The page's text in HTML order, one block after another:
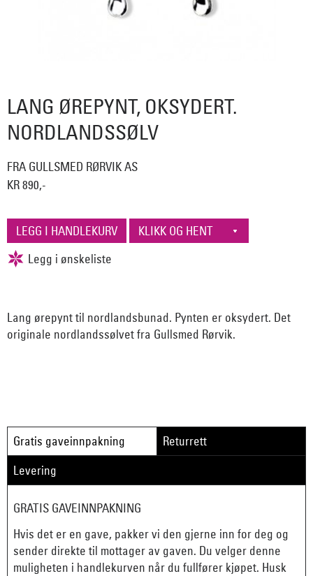
LANG ØREPYNT, OKSYDERT.
NORDLANDSSØLV
FRA GULLSMED RØRVIK AS
KR 890,-
Lang ørepynt til nordlandsbunad. Pynten er oksydert. Det
originale nordlandssølvet fra Gullsmed Rørvik.
Gratis gaveinnpakning
Returrett
Levering
GRATIS GAVEINNPAKNING
Hvis det er en gave, pakker vi den gjerne inn for deg og
sender direkte til mottager av gaven. Du velger denne
muligheten i handlekurven når du fullfører kjøpet. Husk